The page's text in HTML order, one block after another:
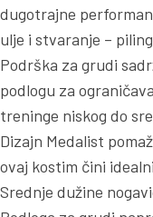
dugotrajne
ulje i stvaranje –
Podrška za grudi
podlogu za
treninge niskog do
Dizajn Medalist
ovaj kostim čini
Srednje dužine